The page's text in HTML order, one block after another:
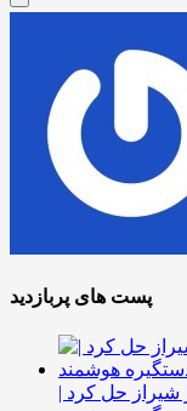
پست های پربازدید
حل کرد |